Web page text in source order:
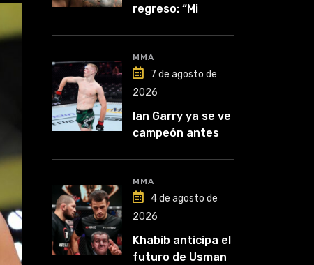
regreso: “Mi
MMA
7 de agosto de
2026
Ian Garry ya se ve
campeón antes
MMA
4 de agosto de
2026
Khabib anticipa el
futuro de Usman